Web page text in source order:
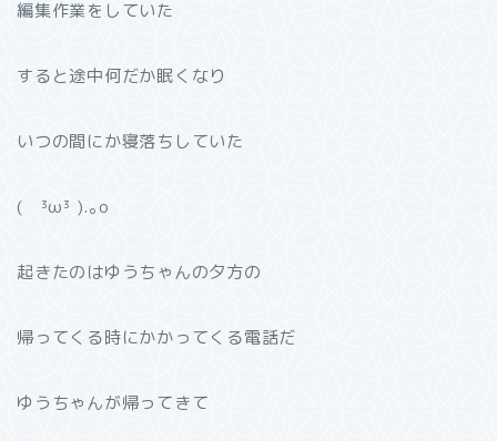
編集作業をしていた
すると途中何だか眠くなり
いつの間にか寝落ちしていた
( ³ω³ ).｡o
起きたのはゆうちゃんの夕方の
帰ってくる時にかかってくる電話だ
ゆうちゃんが帰ってきて